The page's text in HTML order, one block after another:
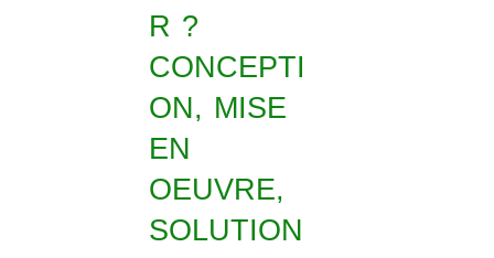
R ?
CONCEPTI
ON, MISE
EN
OEUVRE,
SOLUTION